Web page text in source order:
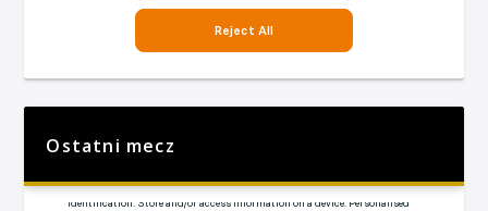
Ostatni mecz